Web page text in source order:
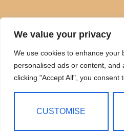
We value your privacy
We use cookies to enhance your
personalised ads or content, and
clicking "Accept All", you consent
CUSTOMISE
615 505 289